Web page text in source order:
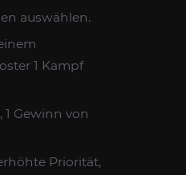
auswählen.
1 Kampf
Gewinn von
Priorität,